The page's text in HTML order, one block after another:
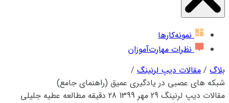
نمونه‌کارها
نظرات مهارت‌آموزان
بلاگ / مقالات دیپ لرنینگ /
شبکه های عصبی در یادگیری عمیق (راهنمای جامع)
مقالات دیپ لرنینگ 29 مهر 1399 28 دقیقه مطالعه عطیه جلیلی